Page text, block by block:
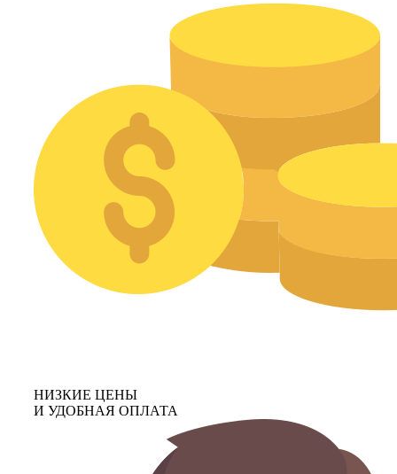
НИЗКИЕ ЦЕНЫ
И УДОБНАЯ ОПЛАТА